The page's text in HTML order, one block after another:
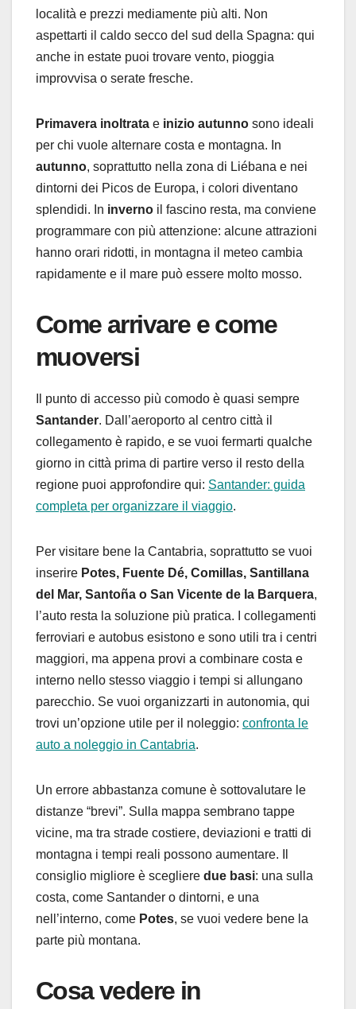
località e prezzi mediamente più alti. Non
aspettarti il caldo secco del sud della Spagna: qui
anche in estate puoi trovare vento, pioggia
improvvisa o serate fresche.
Primavera inoltrata e inizio autunno sono ideali
per chi vuole alternare costa e montagna. In
autunno, soprattutto nella zona di Liébana e nei
dintorni dei Picos de Europa, i colori diventano
splendidi. In inverno il fascino resta, ma conviene
programmare con più attenzione: alcune attrazioni
hanno orari ridotti, in montagna il meteo cambia
rapidamente e il mare può essere molto mosso.
Come arrivare e come
muoversi
Il punto di accesso più comodo è quasi sempre
Santander. Dall’aeroporto al centro città il
collegamento è rapido, e se vuoi fermarti qualche
giorno in città prima di partire verso il resto della
regione puoi approfondire qui: Santander: guida
completa per organizzare il viaggio.
Per visitare bene la Cantabria, soprattutto se vuoi
inserire Potes, Fuente Dé, Comillas, Santillana
del Mar, Santoña o San Vicente de la Barquera,
l’auto resta la soluzione più pratica. I collegamenti
ferroviari e autobus esistono e sono utili tra i centri
maggiori, ma appena provi a combinare costa e
interno nello stesso viaggio i tempi si allungano
parecchio. Se vuoi organizzarti in autonomia, qui
trovi un’opzione utile per il noleggio: confronta le
auto a noleggio in Cantabria.
Un errore abbastanza comune è sottovalutare le
distanze “brevi”. Sulla mappa sembrano tappe
vicine, ma tra strade costiere, deviazioni e tratti di
montagna i tempi reali possono aumentare. Il
consiglio migliore è scegliere due basi: una sulla
costa, come Santander o dintorni, e una
nell’interno, come Potes, se vuoi vedere bene la
parte più montana.
Cosa vedere in